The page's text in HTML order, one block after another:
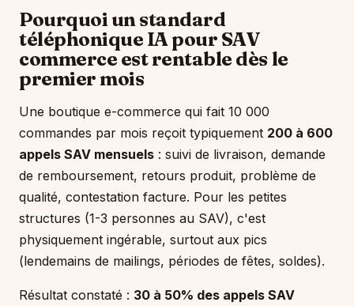
Pourquoi un standard
téléphonique IA pour SAV
commerce est rentable dès le
premier mois
Une boutique e-commerce qui fait 10 000
commandes par mois reçoit typiquement 200 à 600
appels SAV mensuels : suivi de livraison, demande
de remboursement, retours produit, problème de
qualité, contestation facture. Pour les petites
structures (1-3 personnes au SAV), c'est
physiquement ingérable, surtout aux pics
(lendemains de mailings, périodes de fêtes, soldes).
Résultat constaté : 30 à 50% des appels SAV